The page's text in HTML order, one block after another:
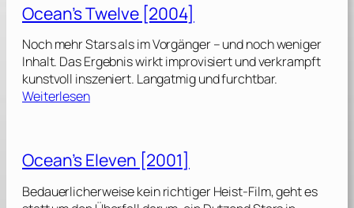
a
n
’
s
1
3
0
0
7
Ocean’s Twelve [2004]
Noch mehr Stars als im Vorgänger – und noch weniger
Inhalt. Das Ergebnis wirkt improvisiert und verkrampft
kunstvoll inszeniert. Langatmig und furchtbar.
Weiterlesen:
a
’
Ocean’s Eleven [2001]
Bedauerlicherweise kein richtiger Heist-Film, geht es